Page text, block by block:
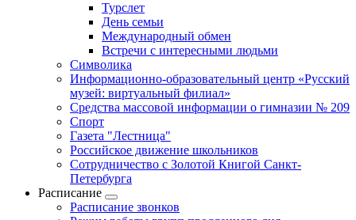
Турслет
День семьи
Международный обмен
Встречи с интересными людьми
Символика
Информационно-образовательный центр «Русский
музей: виртуальный филиал»
Средства массовой информации о гимназии № 209
Спорт
Газета "Лестница"
Российское движение школьников
Сотрудничество с Золотой Книгой Санкт-
Петербурга
Расписание
Расписание звонков